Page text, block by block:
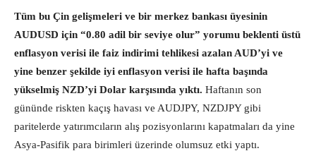
Tüm bu Çin gelişmeleri ve bir merkez bankası üyesinin
AUDUSD için “0.80 adil bir seviye olur” yorumu beklenti üstü
enflasyon verisi ile faiz indirimi tehlikesi azalan AUD’yi ve
yine benzer şekilde iyi enflasyon verisi ile hafta başında
yükselmiş NZD’yi Dolar karşısında yıktı. Haftanın son
gününde riskten kaçış havası ve AUDJPY, NZDJPY gibi
paritelerde yatırımcıların alış pozisyonlarını kapatmaları da yine
Asya-Pasifik para birimleri üzerinde olumsuz etki yaptı.